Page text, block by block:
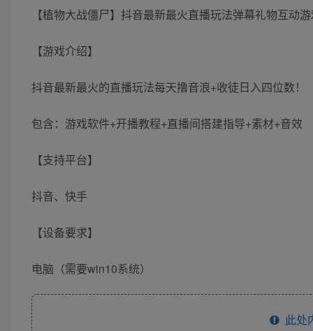
【植物大战僵尸】抖音最新最火直播玩法弹幕礼物互动
【游戏介绍】
抖音最新最火的直播玩法每天撸音浪+收徒日入四位数！
包含：游戏软件+开播教程+直播间搭建指导+素材+音效
【支持平台】
抖音、快手
【设备要求】
电脑（需要win10系统）
此处